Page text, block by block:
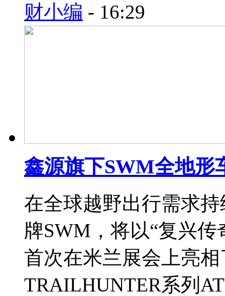
财小编 - 16:29
鑫源旗下SWM全地形
在全球越野出行需求
牌SWM，将以“复兴
首次在米兰展会上亮
TRAILHUNTER系列